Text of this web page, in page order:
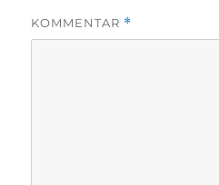
KOMMENTAR *